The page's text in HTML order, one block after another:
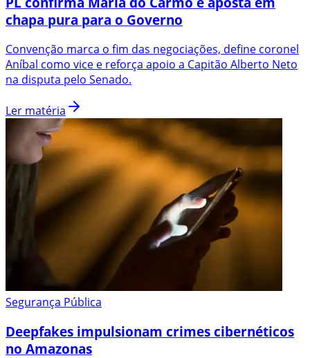
chapa pura para o Governo
Convenção marca o fim das negociações, define coronel
Aníbal como vice e reforça apoio a Capitão Alberto Neto
na disputa pelo Senado.
Ler matéria
Segurança Pública
Deepfakes impulsionam crimes cibernéticos
no Amazonas